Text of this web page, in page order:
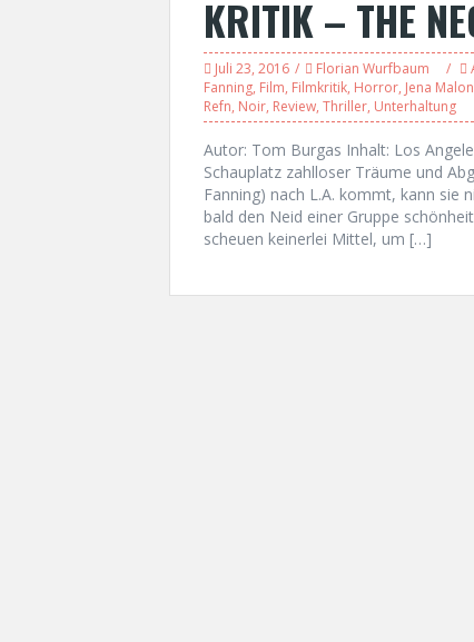
KRITIK – THE
Juli 23, 2016 Florian Wurfbaum
Fanning, Film, Filmkritik, Horror, Jena
Refn, Noir, Review, Thriller, Unterhaltung
Autor: Tom Burgas Inhalt: Los
Schauplatz zahlloser Träume und
Fanning) nach L.A. kommt, kann sie
bald den Neid einer Gruppe
scheuen keinerlei Mittel, um […]